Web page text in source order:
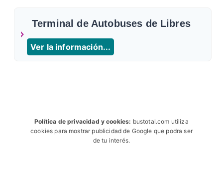
Terminal de Autobuses de Libres
Ver la información...
Política de privacidad y cookies: bustotal.com utiliza
cookies para mostrar publicidad de Google que podra ser
de tu interés.